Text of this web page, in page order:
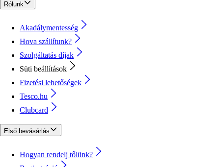
Rólunk
Akadálymentesség
Hova szállítunk?
Szolgáltatás díjak
Süti beállítások
Fizetési lehetőségek
Tesco.hu
Clubcard
Első bevásárlás
Hogyan rendelj tőlünk?